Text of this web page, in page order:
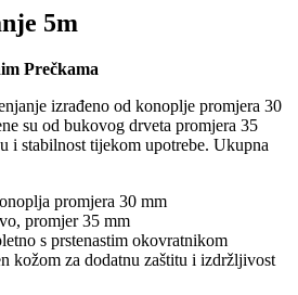
5m
Prečkama
izrađeno od konoplje promjera 30
su od bukovog drveta promjera 35
i stabilnost tijekom upotrebe. Ukupna
promjera 30 mm
promjer 35 mm
s prstenastim okovratnikom
kožom za dodatnu zaštitu i izdržljivost